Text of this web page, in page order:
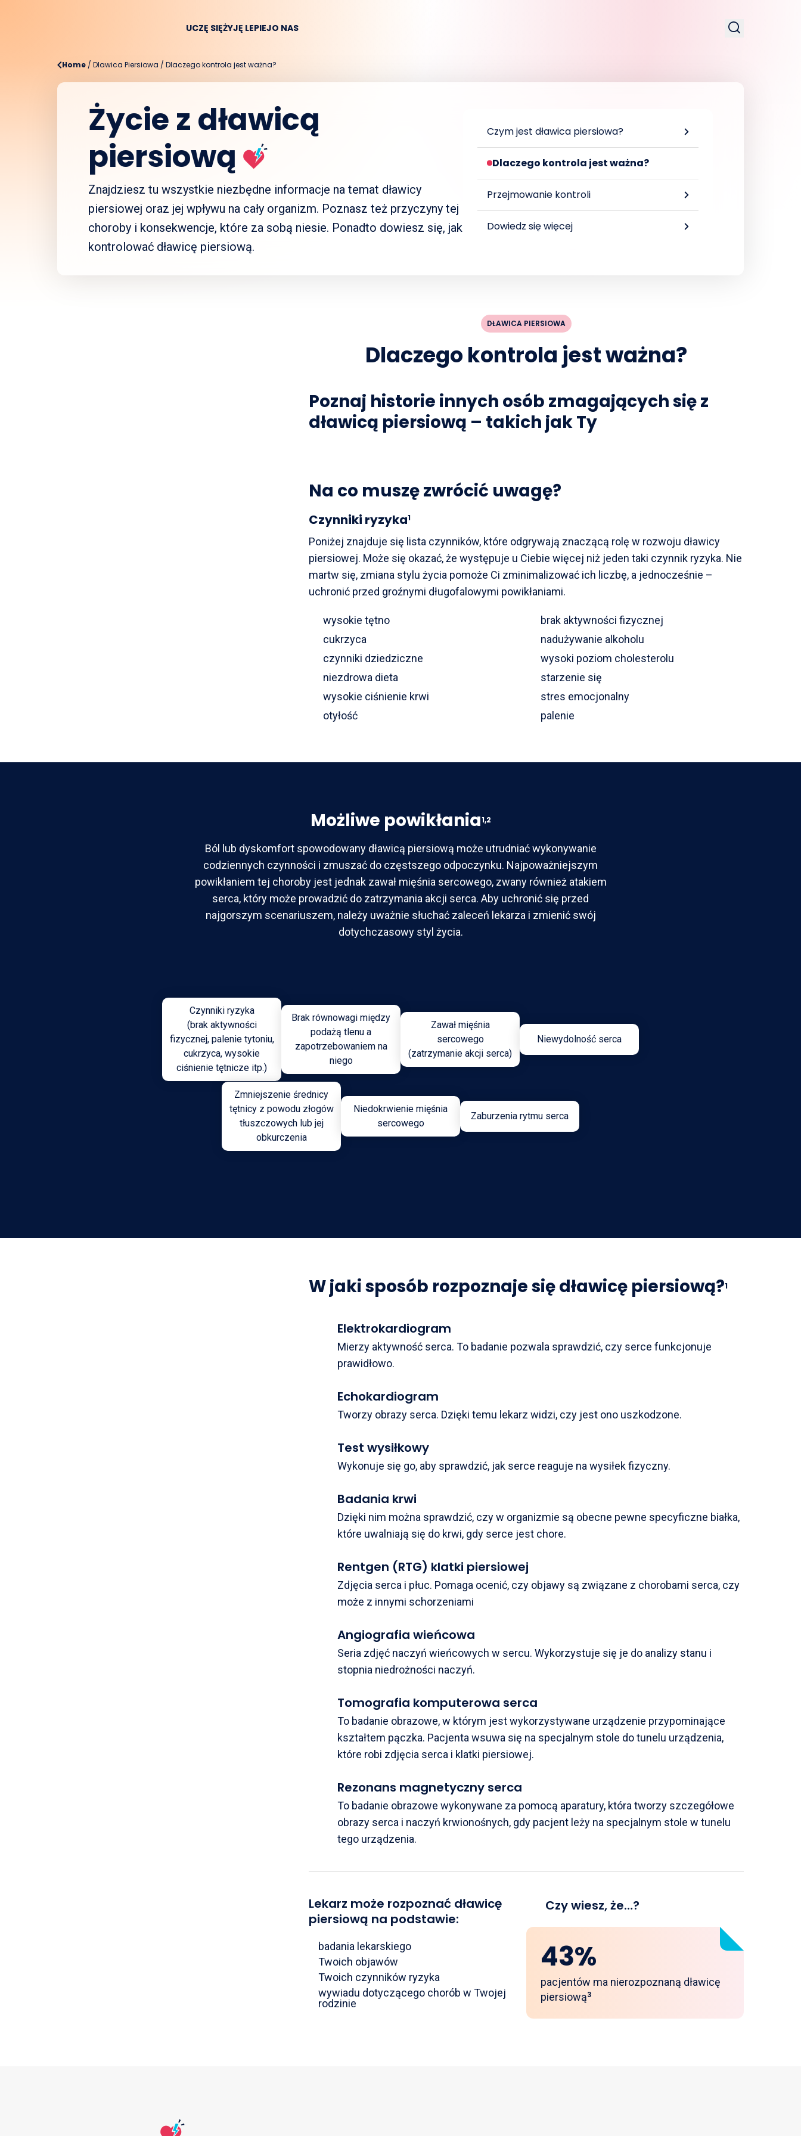
UCZĘ SIĘŻYJĘ LEPIEJO NAS
Home / Dlawica Piersiowa / Dlaczego kontrola jest ważna?
Życie z dławicą
piersiową
Znajdziesz tu wszystkie niezbędne informacje na temat dławicy
piersiowej oraz jej wpływu na cały organizm. Poznasz też przyczyny tej
choroby i konsekwencje, które za sobą niesie. Ponadto dowiesz się, jak
kontrolować dławicę piersiową.
Czym jest dławica piersiowa?
Dlaczego kontrola jest ważna?
Przejmowanie kontroli
Dowiedz się więcej
DŁAWICA PIERSIOWA
Dlaczego kontrola jest ważna?
Poznaj historie innych osób zmagających się z
dławicą piersiową – takich jak Ty
Na co muszę zwrócić uwagę?
Czynniki ryzyka1
Poniżej znajduje się lista czynników, które odgrywają znaczącą rolę w rozwoju dławicy
piersiowej. Może się okazać, że występuje u Ciebie więcej niż jeden taki czynnik ryzyka. Nie
martw się, zmiana stylu życia pomoże Ci zminimalizować ich liczbę, a jednocześnie –
uchronić przed groźnymi długofalowymi powikłaniami.
wysokie tętno
cukrzyca
czynniki dziedziczne
niezdrowa dieta
wysokie ciśnienie krwi
otyłość
brak aktywności fizycznej
nadużywanie alkoholu
wysoki poziom cholesterolu
starzenie się
stres emocjonalny
palenie
Możliwe powikłania1,2
Ból lub dyskomfort spowodowany dławicą piersiową może utrudniać wykonywanie
codziennych czynności i zmuszać do częstszego odpoczynku. Najpoważniejszym
powikłaniem tej choroby jest jednak zawał mięśnia sercowego, zwany również atakiem
serca, który może prowadzić do zatrzymania akcji serca. Aby uchronić się przed
najgorszym scenariuszem, należy uważnie słuchać zaleceń lekarza i zmienić swój
dotychczasowy styl życia.
Czynniki ryzyka
(brak aktywności
fizycznej, palenie tytoniu,
cukrzyca, wysokie
ciśnienie tętnicze itp.)
Brak równowagi między
podażą tlenu a
zapotrzebowaniem na
niego
Zawał mięśnia
sercowego
(zatrzymanie akcji serca)
Niewydolność serca
Zmniejszenie średnicy
tętnicy z powodu złogów
tłuszczowych lub jej
obkurczenia
Niedokrwienie mięśnia
sercowego
Zaburzenia rytmu serca
W jaki sposób rozpoznaje się dławicę piersiową?1
Elektrokardiogram
Mierzy aktywność serca. To badanie pozwala sprawdzić, czy serce funkcjonuje
prawidłowo.
Echokardiogram
Tworzy obrazy serca. Dzięki temu lekarz widzi, czy jest ono uszkodzone.
Test wysiłkowy
Wykonuje się go, aby sprawdzić, jak serce reaguje na wysiłek fizyczny.
Badania krwi
Dzięki nim można sprawdzić, czy w organizmie są obecne pewne specyficzne białka,
które uwalniają się do krwi, gdy serce jest chore.
Rentgen (RTG) klatki piersiowej
Zdjęcia serca i płuc. Pomaga ocenić, czy objawy są związane z chorobami serca, czy
może z innymi schorzeniami
Angiografia wieńcowa
Seria zdjęć naczyń wieńcowych w sercu. Wykorzystuje się je do analizy stanu i
stopnia niedrożności naczyń.
Tomografia komputerowa serca
To badanie obrazowe, w którym jest wykorzystywane urządzenie przypominające
kształtem pączka. Pacjenta wsuwa się na specjalnym stole do tunelu urządzenia,
które robi zdjęcia serca i klatki piersiowej.
Rezonans magnetyczny serca
To badanie obrazowe wykonywane za pomocą aparatury, która tworzy szczegółowe
obrazy serca i naczyń krwionośnych, gdy pacjent leży na specjalnym stole w tunelu
tego urządzenia.
Lekarz może rozpoznać dławicę
piersiową na podstawie:
badania lekarskiego
Twoich objawów
Twoich czynników ryzyka
wywiadu dotyczącego chorób w Twojej
rodzinie
Czy wiesz, że…?
43%
pacjentów ma nierozpoznaną dławicę
piersiową3